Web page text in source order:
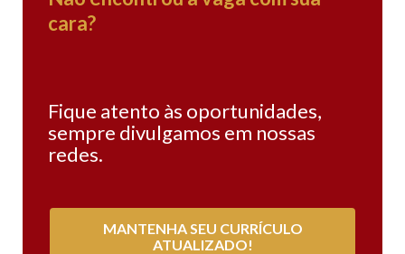
cara?
Fique atento às oportunidades,
sempre divulgamos em nossas
redes.
MANTENHA SEU CURRÍCULO
ATUALIZADO!